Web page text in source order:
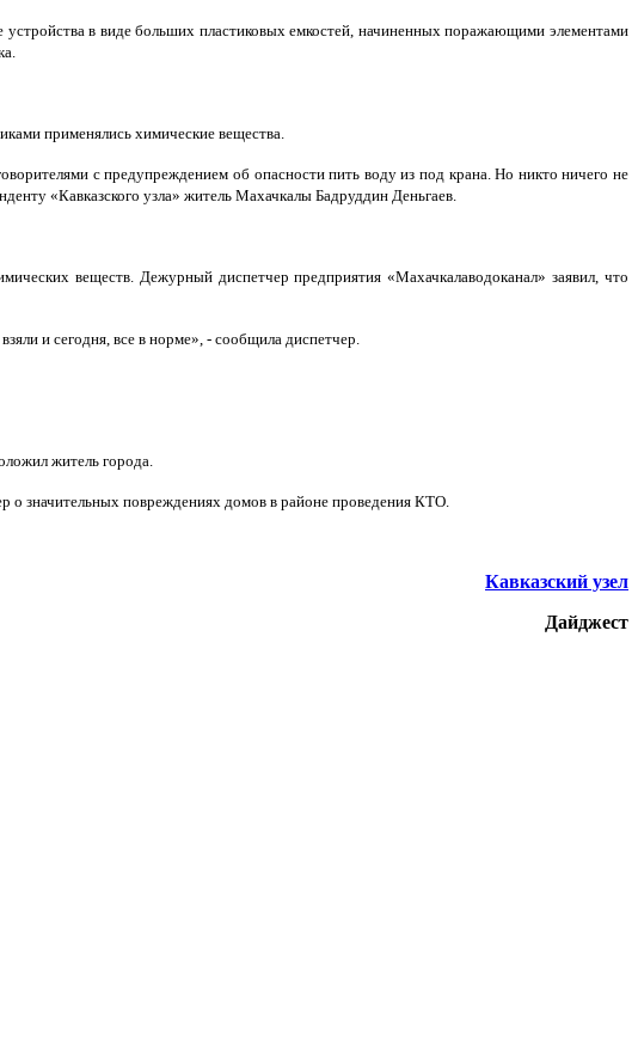
в виде больших пластиковых емкостей, начиненных поражающими элементами
применялись химические вещества.
с предупреждением об опасности пить воду из под крана. Но никто ничего не
«Кавказского узла» житель Махачкалы Бадруддин Деньгаев.
веществ. Дежурный диспетчер предприятия «Махачкалаводоканал» заявил, что
и сегодня, все в норме», - сообщила диспетчер.
житель города.
о значительных повреждениях домов в районе проведения КТО.
Кавказский узел
Дайджест